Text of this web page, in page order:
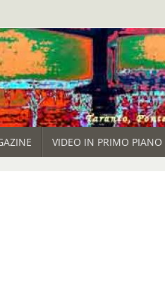
VIDEO IN PRIMO PIANO